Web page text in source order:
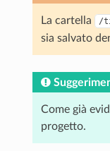
La cartella /
sia salvato
Come già
progetto.